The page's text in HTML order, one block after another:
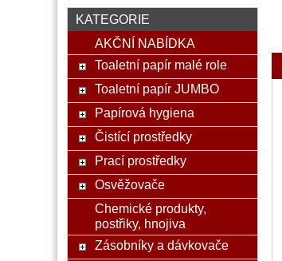
KATEGORIE
AKČNÍ NABÍDKA
Toaletní papír malé role
Toaletní papír JUMBO
Papírová hygiena
Čistící prostředky
Prací prostředky
Osvěžovače
Chemické produkty,
postřiky, hnojiva
Zásobníky a dávkovače